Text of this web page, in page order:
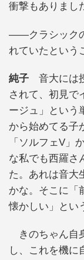
衝撃もありまし
——クラシック
れていたという
純子 音大には
されて、初見で
ージュ」という
から始めてる子
「ソルフェV」
な私でも西羅さ
た。あれは音大
かな。そこに「
懐かしい」とい
きのちゃん自
し、これを機に